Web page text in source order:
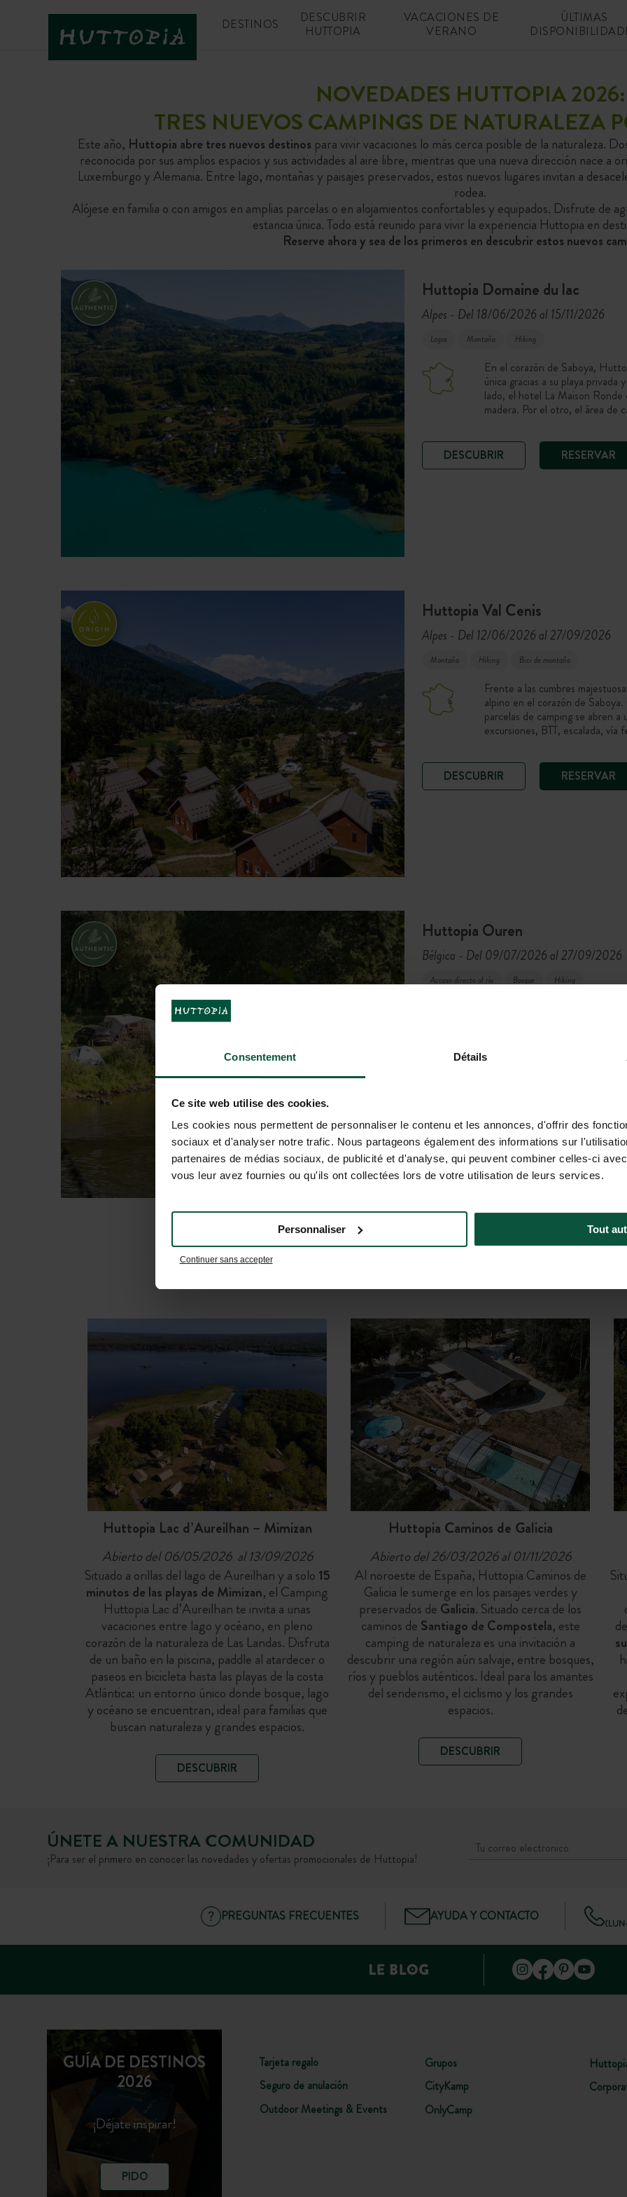
Consentement Détails
Ce site web utilise des cookies.
Les cookies nous permettent de personnaliser le contenu et les annonces, d'offrir des
sociaux et d'analyser notre trafic. Nous partageons également des informations sur
partenaires de médias sociaux, de publicité et d'analyse, qui peuvent combiner celles-ci
vous leur avez fournies ou qu'ils ont collectées lors de votre utilisation de leurs services.
Continuer sans accepter
Personnaliser Tout
DESTINOS
DESCUBRIR
HUTTOPIA
VACACIONES DE
VERANO
ÚLTIMAS
NOVEDADES HUTTOPIA 2026:
TRES NUEVOS CAMPINGS DE NATURALEZA
Este año, Huttopia abre tres nuevos destinos para vivir vacaciones lo más cerca posible de la naturaleza.
reconocida por sus amplios espacios y sus actividades al aire libre, mientras que una nueva dirección nace
Luxemburgo y Alemania. Entre lago, montañas y paisajes preservados, estos nuevos lugares invitan a
rodea.
Alójese en familia o con amigos en amplias parcelas o en alojamientos confortables y equipados. Disfrute de
estancia única. Todo está reunido para vivir la experiencia Huttopia en
Reserve ahora y sea de los primeros en descubrir estos nuevos
Huttopia Domaine du lac
Alpes - Del 18/06/2026 al 15/11/2026
Lagos Montaña Hiking
En el corazón de Saboya,
única gracias a su playa
lado, el hotel La Maison Ronde
madera. Por el otro, el área de
DESCUBRIR
RESERVAR
Huttopia Val Cenis
Alpes - Del 12/06/2026 al 27/09/2026
Montaña Hiking Bici de montaña
Frente a las cumbres
alpino en el corazón de
parcelas de camping se abren
excursiones, BTT, escalada,
DESCUBRIR
RESERVAR
Huttopia Ouren
Bélgica - Del 09/07/2026 al 27/09/2026
Acceso directo al río Bosque Hiking
Una estancia en plena
Bélgica, Alemania y
invita a descubrir una región
bosques, el río Our y pueblos
numerosos servicios y un
Huttopia Lac d’Aureilhan – Mimizan
Abierto del 06/05/2026 al 13/09/2026
Situado a orillas del lago de Aureilhan y a solo 15
minutos de las playas de Mimizan, el Camping
Huttopia Lac d’Aureilhan te invita a unas
vacaciones entre lago y océano, en pleno
corazón de la naturaleza de Las Landas. Disfruta
de un baño en la piscina, paddle al atardecer o
paseos en bicicleta hasta las playas de la costa
Atlántica: un entorno único donde bosque, lago
y océano se encuentran, ideal para familias que
buscan naturaleza y grandes espacios.
DESCUBRIR
Huttopia Caminos de Galicia
Abierto del 26/03/2026 al 01/11/2026
Al noroeste de España, Huttopia Caminos de
Galicia le sumerge en los paisajes verdes y
preservados de Galicia. Situado cerca de los
caminos de Santiago de Compostela, este
camping de naturaleza es una invitación a
descubrir una región aún salvaje, entre bosques,
ríos y pueblos auténticos. Ideal para los amantes
del senderismo, el ciclismo y los grandes
espacios.
DESCUBRIR
ÚNETE A NUESTRA COMUNIDAD
¡Para ser el primero en conocer las novedades y ofertas promocionales de Huttopia!
PREGUNTAS FRECUENTES AYUDA Y CONTACTO
GUÍA DE DESTINOS
2026
¡Déjate inspirar!
PIDO
Tarjeta regalo
Seguro de anulación
Outdoor Meetings & Events
Grupos
CityKamp
OnlyCamp